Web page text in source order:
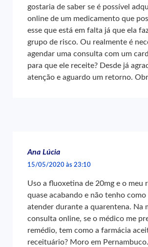
gostaria de saber se é possível
online de um medicamento que
esse que está em falta já que ela
grupo de risco. Ou realmente é
agendar uma consulta com um
para que ele receite? Desde já
atenção e aguardo um retorno.
Ana Lúcia
15/05/2020 às 23:10
Uso a fluoxetina de 20mg e o meu
quase acabando e não tenho
atender durante a quarentena. Na
consulta online, se o médico me
remédio, tem como a farmácia
receituário? Moro em Pernambuco.